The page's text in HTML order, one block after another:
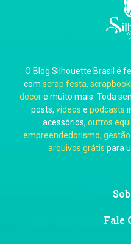
Carla
Carol
Ju
O Blog Silhouette Brasil é
com scrap festa,
decore muito mais. Toda
posts, vídeos e podcasts
acessórios, outros
empreendedorismo,
arquivos grátis para
Fale